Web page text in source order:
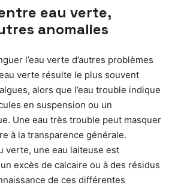
eau verte,
anomalies
l’eau verte d’autres problèmes
verte résulte le plus souvent
alors que l’eau trouble indique
en suspension ou un
Une eau très trouble peut masquer
à la transparence générale.
verte, une eau laiteuse est
excès de calcaire ou à des résidus
de ces différentes